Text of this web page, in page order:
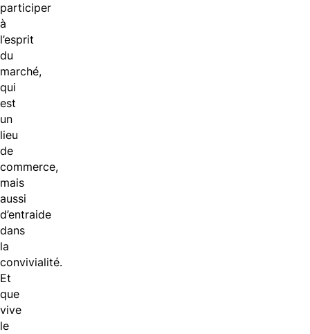
participer
à
l’esprit
du
marché,
qui
est
un
lieu
de
commerce,
mais
aussi
d’entraide
dans
la
convivialité.
Et
que
vive
le